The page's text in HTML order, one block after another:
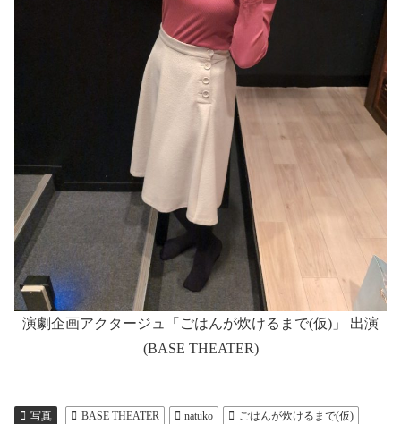
演劇企画アクタージュ「ごはんが炊けるまで(仮)」 出演
(BASE THEATER)
写真 BASE THEATER natuko
ごはんが炊けるまで(仮)